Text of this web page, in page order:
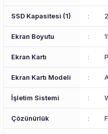
SSD Kapasitesi (1) :
Ekran Boyutu :
Ekran Kartı :
Ekran Kartı Modeli :
İşletim Sistemi :
Çözünürlük :